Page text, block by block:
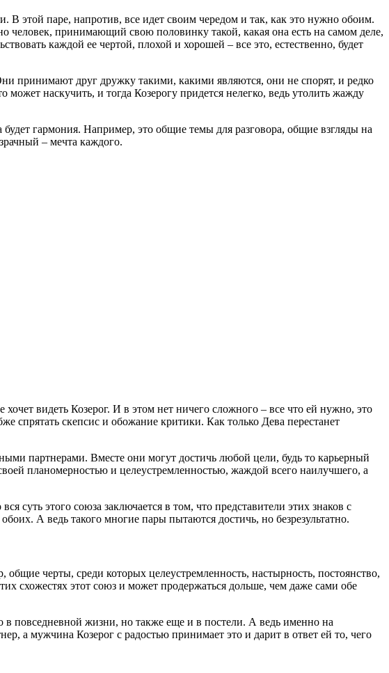
этой паре, напротив, все идет своим чередом и так, как это нужно обоим.
человек, принимающий свою половинку такой, какая она есть на самом деле,
каждой ее чертой, плохой и хорошей – все это, естественно, будет
принимают друг дружку такими, какими являются, они не спорят, и редко
наскучить, и тогда Козерогу придется нелегко, ведь утолить жажду
гармония. Например, это общие темы для разговора, общие взгляды на
– мечта каждого.
видеть Козерог. И в этом нет ничего сложного – все что ей нужно, это
спрятать скепсис и обожание критики. Как только Дева перестанет
партнерами. Вместе они могут достичь любой цели, будь то карьерный
планомерностью и целеустремленностью, жаждой всего наилучшего, а
суть этого союза заключается в том, что представители этих знаков с
А ведь такого многие пары пытаются достичь, но безрезультатно.
черты, среди которых целеустремленность, настырность, постоянство,
схожестях этот союз и может продержаться дольше, чем даже сами обе
в повседневной жизни, но также еще и в постели. А ведь именно на
а мужчина Козерог с радостью принимает это и дарит в ответ ей то, чего